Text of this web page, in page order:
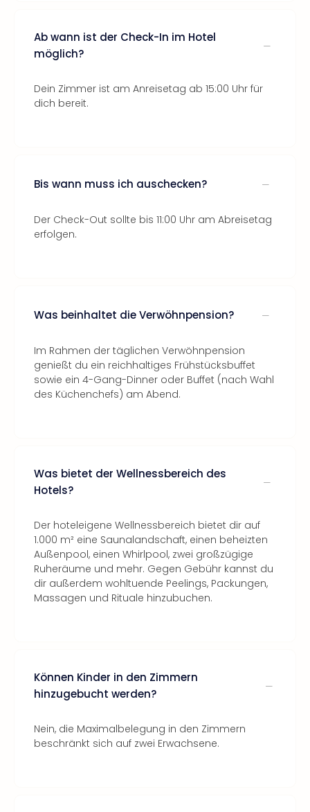
Ab wann ist der Check-In im Hotel
möglich?
Dein Zimmer ist am Anreisetag ab 15:00 Uhr für
dich bereit.
Bis wann muss ich auschecken?
Der Check-Out sollte bis 11:00 Uhr am Abreisetag
erfolgen.
Was beinhaltet die Verwöhnpension?
Im Rahmen der täglichen Verwöhnpension
genießt du ein reichhaltiges Frühstücksbuffet
sowie ein 4-Gang-Dinner oder Buffet (nach Wahl
des Küchenchefs) am Abend.
Was bietet der Wellnessbereich des
Hotels?
Der hoteleigene Wellnessbereich bietet dir auf
1.000 m² eine Saunalandschaft, einen beheizten
Außenpool, einen Whirlpool, zwei großzügige
Ruheräume und mehr. Gegen Gebühr kannst du
dir außerdem wohltuende Peelings, Packungen,
Massagen und Rituale hinzubuchen.
Können Kinder in den Zimmern
hinzugebucht werden?
Nein, die Maximalbelegung in den Zimmern
beschränkt sich auf zwei Erwachsene.